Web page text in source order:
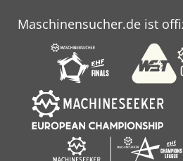
Maschinensucher.de ist